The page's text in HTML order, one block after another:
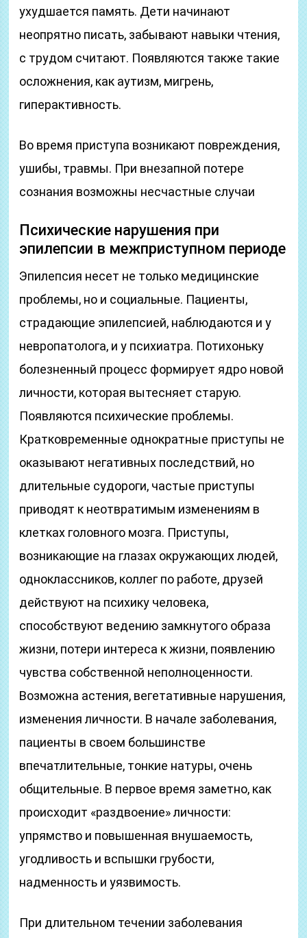
ухудшается память. Дети начинают
неопрятно писать, забывают навыки чтения,
с трудом считают. Появляются также такие
осложнения, как аутизм, мигрень,
гиперактивность.
Во время приступа возникают повреждения,
ушибы, травмы. При внезапной потере
сознания возможны несчастные случаи
Психические нарушения при
эпилепсии в межприступном периоде
Эпилепсия несет не только медицинские
проблемы, но и социальные. Пациенты,
страдающие эпилепсией, наблюдаются и у
невропатолога, и у психиатра. Потихоньку
болезненный процесс формирует ядро новой
личности, которая вытесняет старую.
Появляются психические проблемы.
Кратковременные однократные приступы не
оказывают негативных последствий, но
длительные судороги, частые приступы
приводят к неотвратимым изменениям в
клетках головного мозга. Приступы,
возникающие на глазах окружающих людей,
одноклассников, коллег по работе, друзей
действуют на психику человека,
способствуют ведению замкнутого образа
жизни, потери интереса к жизни, появлению
чувства собственной неполноценности.
Возможна астения, вегетативные нарушения,
изменения личности. В начале заболевания,
пациенты в своем большинстве
впечатлительные, тонкие натуры, очень
общительные. В первое время заметно, как
происходит «раздвоение» личности:
упрямство и повышенная внушаемость,
угодливость и вспышки грубости,
надменность и уязвимость.
При длительном течении заболевания